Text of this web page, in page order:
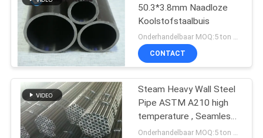
De Buizen van het
aluminiummessing
50.3*3.8mm Naadloze
Koolstofstaalbuis
Onderhandelbaar MOQ:5 ton per grootte
CONTACT
Steam Heavy Wall Steel
Pipe ASTM A210 high
temperature , Seamless
boiler tube
Onderhandelbaar MOQ:5 ton per grootte